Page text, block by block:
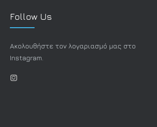
Follow Us
Ακολουθήστε τον λογαριασμό μας στο
Instagram.